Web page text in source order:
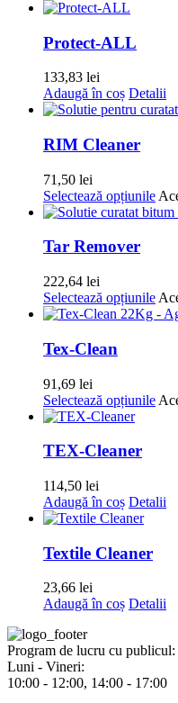
Protect-ALL
133,83 lei
Adaugă în coș Detalii
RIM Cleaner
71,50 lei
Selectează opțiunile
Tar Remover
222,64 lei
Selectează opțiunile
Tex-Clean
91,69 lei
Selectează opțiunile
TEX-Cleaner
114,50 lei
Adaugă în coș Detalii
Textile Cleaner
23,66 lei
Adaugă în coș Detalii
Program de lucru cu publicul:
Luni - Vineri:
10:00 - 12:00, 14:00 - 17:00